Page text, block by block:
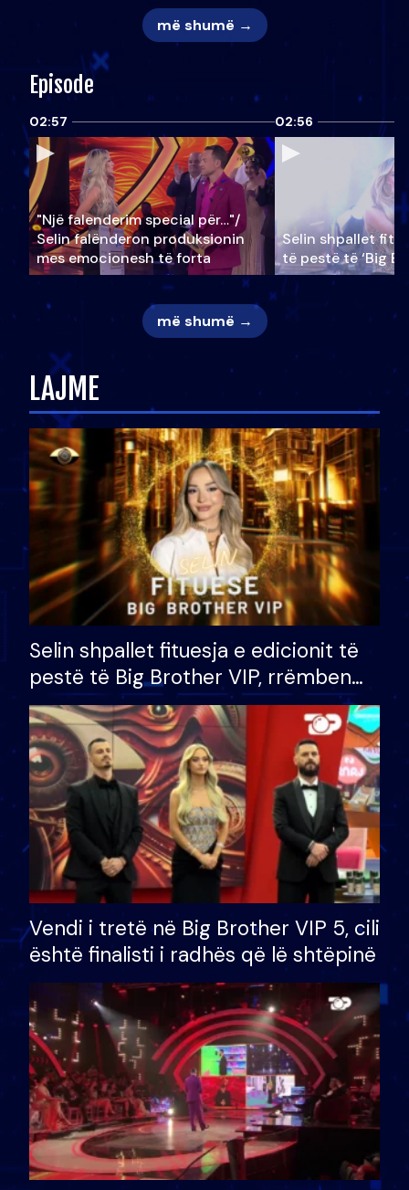
më shumë →
Episode
02:57
"Një falenderim special për…"/
Selin falënderon produksionin
mes emocionesh të forta
02:56
Selin shpallet
të pestë të ‘Big
më shumë →
LAJME
Selin shpallet fituesja e edicionit të
pestë të Big Brother VIP, rrëmben
çmimin e madh prej 100 mijë eurosh
Vendi i tretë në Big Brother VIP 5, cili
është finalisti i radhës që lë shtëpinë